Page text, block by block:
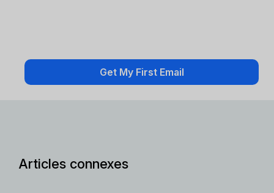
Articles connexes